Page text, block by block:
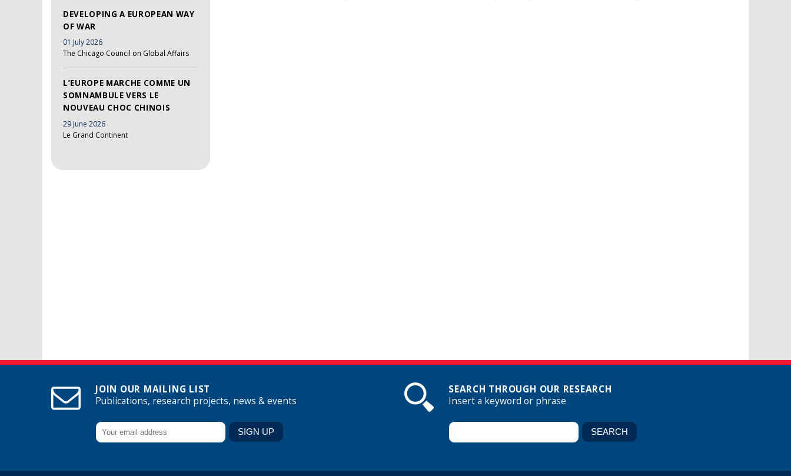
DEVELOPING A EUROPEAN WAY
OF WAR
01 July 2026
The Chicago Council on Global Affairs
L’EUROPE MARCHE COMME UN
SOMNAMBULE VERS LE
NOUVEAU CHOC CHINOIS
29 June 2026
Le Grand Continent
JOIN OUR MAILING LIST
Publications, research projects, news & events
SEARCH THROUGH OUR RESEARCH
Insert a keyword or phrase